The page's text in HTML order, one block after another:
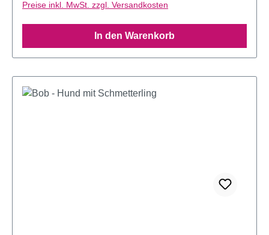
Preise inkl. MwSt. zzgl. Versandkosten
In den Warenkorb